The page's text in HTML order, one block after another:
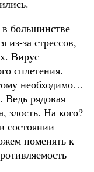
большинстве
из-за стрессов,
Вирус
сплетения.
необходимо…
Ведь рядовая
злость. На кого?
состоянии
поменять к